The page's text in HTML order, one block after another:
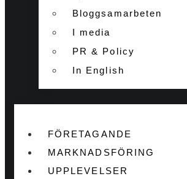
Bloggsamarbeten
I media
PR & Policy
In English
FÖRETAGANDE
MARKNADSFÖRING
UPPLEVELSER